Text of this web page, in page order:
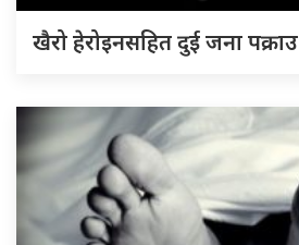
खैरो हेरोइनसहित दुई जना पक्राउ